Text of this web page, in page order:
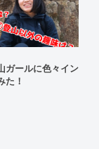
ガールに色々イン
た！